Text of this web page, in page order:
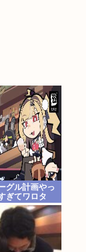
グル計画やっ
ぎてワロタ